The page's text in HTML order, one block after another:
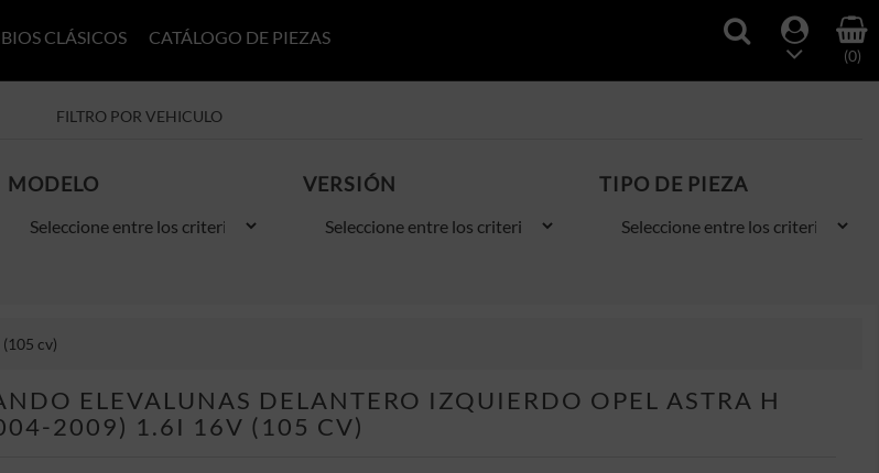
CLÁSICOS CATÁLOGO DE PIEZAS
(0)
FILTRO POR VEHICULO
MODELO VERSIÓN TIPO DE PIEZA
cv)
ELEVALUNAS DELANTERO IZQUIERDO OPEL ASTRA H
2009) 1.6I 16V (105 CV)